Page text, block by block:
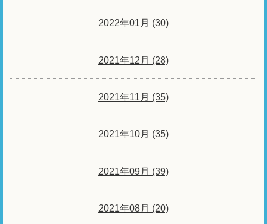
2022年01月 (30)
2021年12月 (28)
2021年11月 (35)
2021年10月 (35)
2021年09月 (39)
2021年08月 (20)